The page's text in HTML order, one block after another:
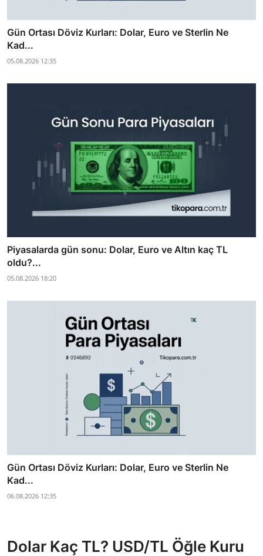
Gün Ortası Döviz Kurları: Dolar, Euro ve Sterlin Ne
Kad...
05.08.2026 12:35
Piyasalarda gün sonu: Dolar, Euro ve Altın kaç TL
oldu?...
05.08.2026 18:20
Gün Ortası Döviz Kurları: Dolar, Euro ve Sterlin Ne
Kad...
06.08.2026 12:35
Dolar Kaç TL? USD/TL Öğle Kuru